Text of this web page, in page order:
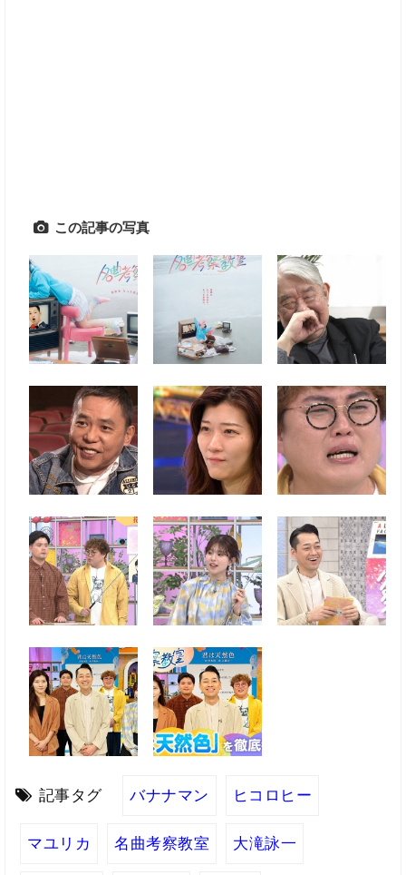
この記事の写真
記事タグ バナナマン ヒコロヒー
マユリカ 名曲考察教室 大滝詠一